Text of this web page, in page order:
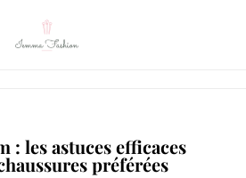
: les astuces efficaces
préférées